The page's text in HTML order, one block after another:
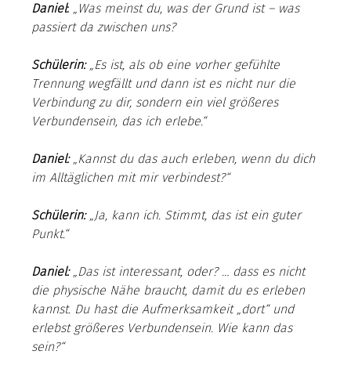
Daniel: „Was meinst du, was der Grund ist – was
passiert da zwischen uns?
Schülerin: „Es ist, als ob eine vorher gefühlte
Trennung wegfällt und dann ist es nicht nur die
Verbindung zu dir, sondern ein viel größeres
Verbundensein, das ich erlebe.“
Daniel: „Kannst du das auch erleben, wenn du dich
im Alltäglichen mit mir verbindest?“
Schülerin: „Ja, kann ich. Stimmt, das ist ein guter
Punkt.“
Daniel: „Das ist interessant, oder? … dass es nicht
die physische Nähe braucht, damit du es erleben
kannst. Du hast die Aufmerksamkeit „dort“ und
erlebst größeres Verbundensein. Wie kann das
sein?“